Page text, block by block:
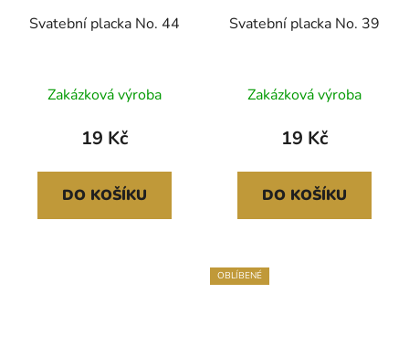
Svatební placka No. 44
Zakázková výroba
19 Kč
DO KOŠÍKU
Svatební placka No. 39
Zakázková výroba
19 Kč
DO KOŠÍKU
OBLÍBENÉ